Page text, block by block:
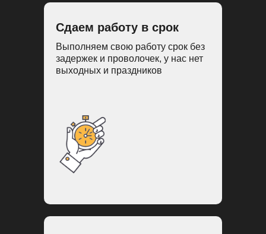
Сдаем работу в срок
Выполняем свою работу срок без
задержек и проволочек, у нас нет
выходных и праздников